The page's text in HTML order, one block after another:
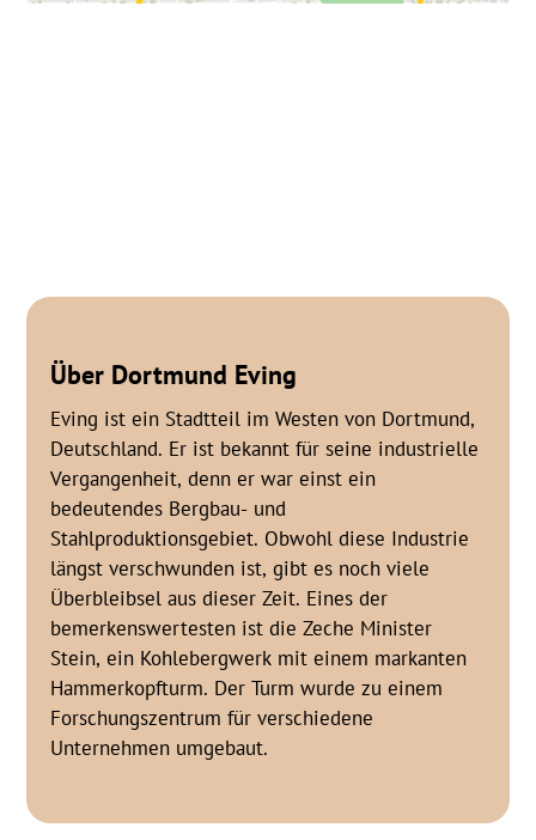
Über Dortmund Eving
Eving ist ein Stadtteil im Westen von Dortmund,
Deutschland. Er ist bekannt für seine industrielle
Vergangenheit, denn er war einst ein
bedeutendes Bergbau- und
Stahlproduktionsgebiet. Obwohl diese Industrie
längst verschwunden ist, gibt es noch viele
Überbleibsel aus dieser Zeit. Eines der
bemerkenswertesten ist die Zeche Minister
Stein, ein Kohlebergwerk mit einem markanten
Hammerkopfturm. Der Turm wurde zu einem
Forschungszentrum für verschiedene
Unternehmen umgebaut.